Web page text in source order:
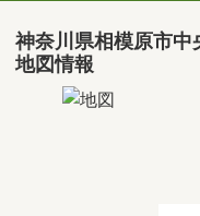
神奈川県相模原市中
地図情報